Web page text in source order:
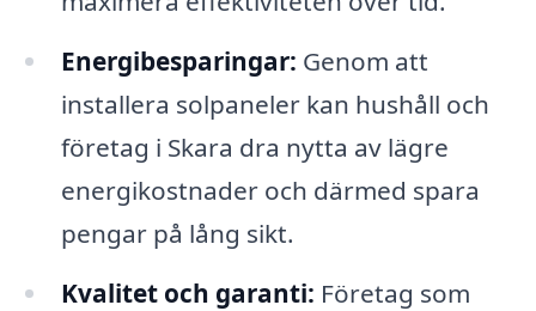
Energibesparingar: Genom att
installera solpaneler kan hushåll och
företag i Skara dra nytta av lägre
energikostnader och därmed spara
pengar på lång sikt.
Kvalitet och garanti: Företag som